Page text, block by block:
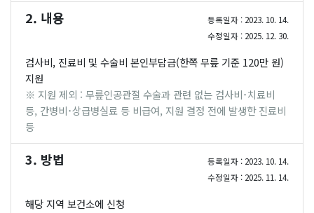
2. 내용
등록일자 : 2023. 10. 14.
수정일자 : 2025. 12. 30.
검사비, 진료비 및 수술비 본인부담금(한쪽 무릎 기준 120만 원)
지원
※ 지원 제외 : 무릎인공관절 수술과 관련 없는 검사비･치료비
등, 간병비･상급병실료 등 비급여, 지원 결정 전에 발생한 진료비
등
3. 방법
등록일자 : 2023. 10. 14.
수정일자 : 2025. 11. 14.
해당 지역 보건소에 신청